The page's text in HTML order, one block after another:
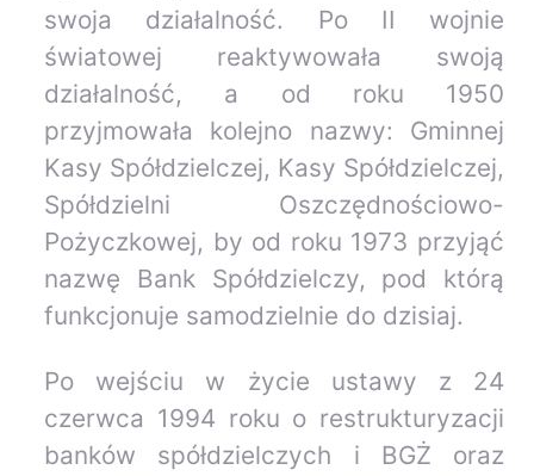
swoja działalność. Po II wojnie
światowej reaktywowała swoją
działalność, a od roku 1950
przyjmowała kolejno nazwy: Gminnej
Kasy Spółdzielczej, Kasy Spółdzielczej,
Spółdzielni Oszczędnościowo-
Pożyczkowej, by od roku 1973 przyjąć
nazwę Bank Spółdzielczy, pod którą
funkcjonuje samodzielnie do dzisiaj.
Po wejściu w życie ustawy z 24
czerwca 1994 roku o restrukturyzacji
banków spółdzielczych i BGŻ oraz